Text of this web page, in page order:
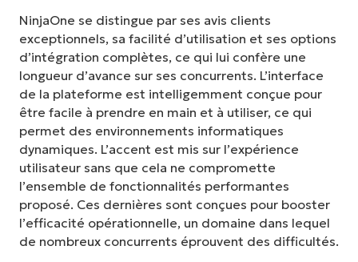
NinjaOne se distingue par ses avis clients
exceptionnels, sa facilité d’utilisation et ses options
d’intégration complètes, ce qui lui confère une
longueur d’avance sur ses concurrents. L’interface
de la plateforme est intelligemment conçue pour
être facile à prendre en main et à utiliser, ce qui
permet des environnements informatiques
dynamiques. L’accent est mis sur l’expérience
utilisateur sans que cela ne compromette
l’ensemble de fonctionnalités performantes
proposé. Ces dernières sont conçues pour booster
l’efficacité opérationnelle, un domaine dans lequel
de nombreux concurrents éprouvent des difficultés.